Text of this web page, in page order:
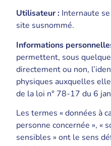
Utilisateur : Internaute
site susnommé.
Informations
permettent, sous
directement ou non,
physiques auxquelles
de la loi n° 78-17 du 6
Les termes « données à
personne concernée », «
sensibles » ont le sens